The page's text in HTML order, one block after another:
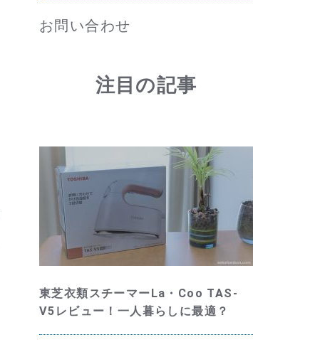
お問い合わせ
注目の記事
東芝衣類スチーマーLa・Coo TAS-
V5レビュー！一人暮らしに最適？